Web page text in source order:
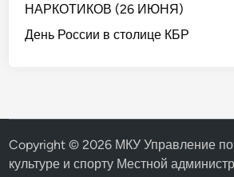
НАРКОТИКОВ (26 ИЮНЯ)
День России в столице КБР
Copyright © 2026 МКУ Управление
культуре и спорту Местной